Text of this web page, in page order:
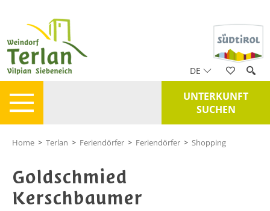
DE
UNTERKUNFT
SUCHEN
Home > Terlan > Feriendörfer > Feriendörfer > Shopping
Goldschmied
Kerschbaumer